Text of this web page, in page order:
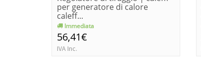
per generatore di calore
caleff...
Immediata
56,41€
IVA Inc.